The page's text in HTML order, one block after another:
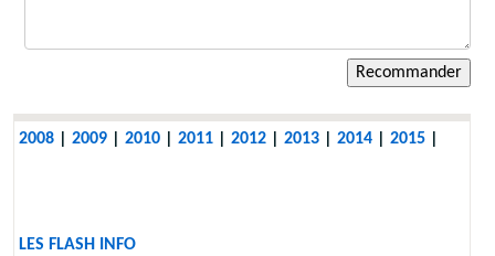
2008 |2009 |2010 |2011 |2012 |2013 |2014 |2015
LES FLASH INFO